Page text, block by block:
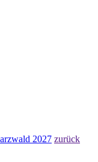
2027 zurück